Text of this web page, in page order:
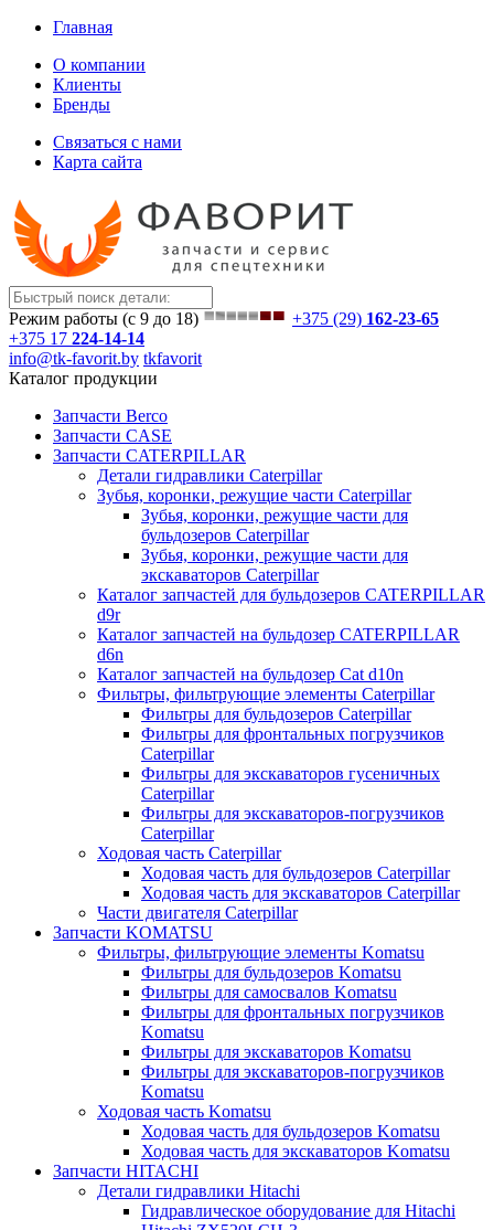
Главная
О компании
Клиенты
Бренды
Связаться с нами
Карта сайта
Режим работы (с 9 до 18) +375 (29) 162-23-65
+375 17 224-14-14
info@tk-favorit.by tkfavorit
Каталог продукции
Запчасти Berco
Запчасти CASE
Запчасти CATERPILLAR
Детали гидравлики Caterpillar
Зубья, коронки, режущие части Caterpillar
Зубья, коронки, режущие части для
бульдозеров Caterpillar
Зубья, коронки, режущие части для
экскаваторов Caterpillar
Каталог запчастей для бульдозеров CATERPILLAR
d9r
Каталог запчастей на бульдозер CATERPILLAR
d6n
Каталог запчастей на бульдозер Сat d10n
Фильтры, фильтрующие элементы Caterpillar
Фильтры для бульдозеров Caterpillar
Фильтры для фронтальных погрузчиков
Caterpillar
Фильтры для экскаваторов гусеничных
Caterpillar
Фильтры для экскаваторов-погрузчиков
Caterpillar
Ходовая часть Caterpillar
Ходовая часть для бульдозеров Caterpillar
Ходовая часть для экскаваторов Caterpillar
Части двигателя Caterpillar
Запчасти KOMATSU
Фильтры, фильтрующие элементы Komatsu
Фильтры для бульдозеров Komatsu
Фильтры для самосвалов Komatsu
Фильтры для фронтальных погрузчиков
Komatsu
Фильтры для экскаваторов Komatsu
Фильтры для экскаваторов-погрузчиков
Komatsu
Ходовая часть Komatsu
Ходовая часть для бульдозеров Komatsu
Ходовая часть для экскаваторов Komatsu
Запчасти HITACHI
Детали гидравлики Hitachi
Гидравлическое оборудование для Hitachi